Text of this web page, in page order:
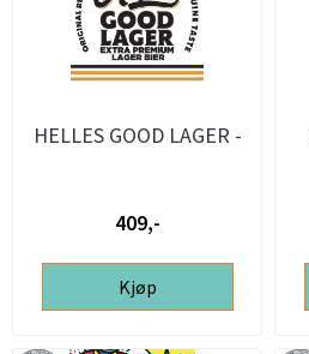
HELLES GOOD LAGER -
409,-
Kjøp